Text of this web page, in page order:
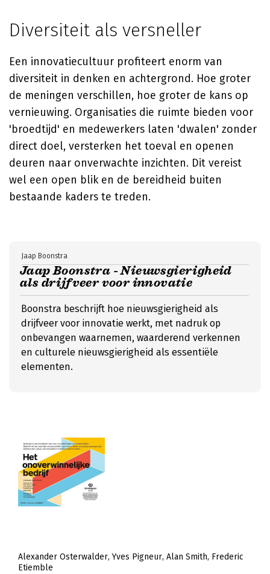
Diversiteit als versneller
Een innovatiecultuur profiteert enorm van
diversiteit in denken en achtergrond. Hoe groter
de meningen verschillen, hoe groter de kans op
vernieuwing. Organisaties die ruimte bieden voor
'broedtijd' en medewerkers laten 'dwalen' zonder
direct doel, versterken het toeval en openen
deuren naar onverwachte inzichten. Dit vereist
wel een open blik en de bereidheid buiten
bestaande kaders te treden.
Jaap Boonstra - Nieuwsgierigheid
als drijfveer voor innovatie
Jaap Boonstra
Boonstra beschrijft hoe nieuwsgierigheid als
drijfveer voor innovatie werkt, met nadruk op
onbevangen waarnemen, waarderend verkennen
en culturele nieuwsgierigheid als essentiële
elementen.
Alexander Osterwalder Yves Pigneur Alan Smith Frederic
Etiemble